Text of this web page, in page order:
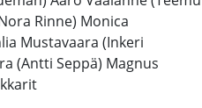
Rinne) Monica
Mustavaara (Inkeri
(Antti Seppä) Magnus